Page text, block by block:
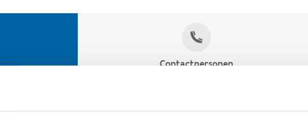
Contactpersonen